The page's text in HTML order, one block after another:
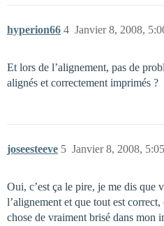
hyperion66 Janvier 8, 2008,
4
Et lors de l’alignement, pas de
alignés et correctement imprimés ?
joseesteeve Janvier 8, 2008, 5:05
5
Oui, c’est ça le pire, je me dis que
l’alignement et que tout est
chose de vraiment brisé dans mon